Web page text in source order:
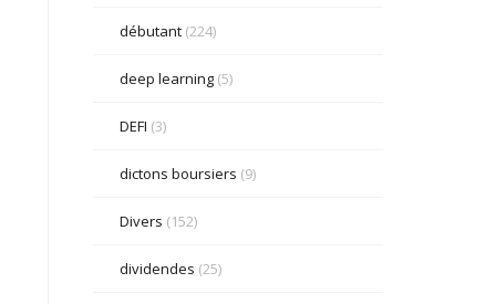
débutant(224)
deep learning(5)
DEFI (3)
dictons boursiers (9)
Divers (152)
dividendes (25)